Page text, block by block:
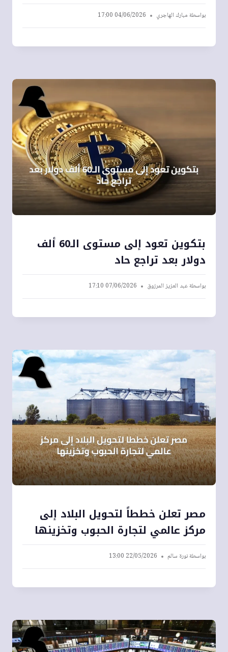
بواسطةمبارك الهاجري 04/06/2026 17:00
بتكوين تعود إلى مستوى الـ60 ألف
دولار بعد تراجع حاد
بواسطةعبد العزيز المرزوق 07/06/2026 17:10
مصر تعلن خططاً لتحويل البلاد إلى
مركز عالمي لتجارة الحبوب وتخزينها
بواسطةنورة سالم 22/05/2026 13:00